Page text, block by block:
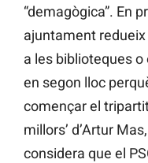
“demagògica”. En
ajuntament redueix
a les biblioteques o
en segon lloc
començar el
millors’ d’Artur
considera que el